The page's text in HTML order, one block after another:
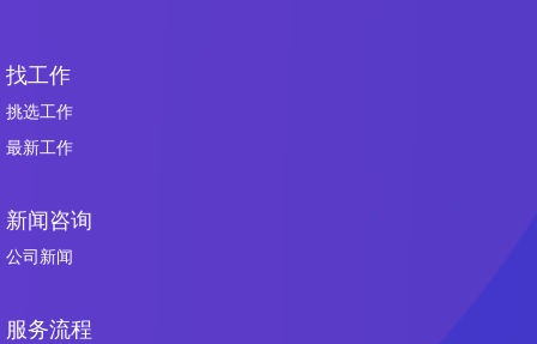
找工作
挑选工作
最新工作
新闻咨询
公司新闻
服务流程